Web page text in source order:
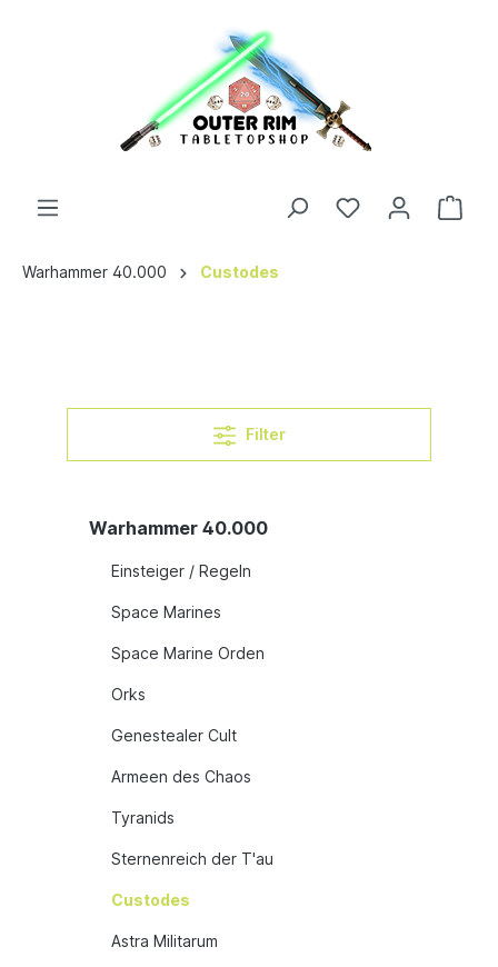
Warhammer 40.000 Custodes
Filter
Warhammer 40.000
Einsteiger / Regeln
Space Marines
Space Marine Orden
Orks
Genestealer Cult
Armeen des Chaos
Tyranids
Sternenreich der T'au
Custodes
Astra Militarum